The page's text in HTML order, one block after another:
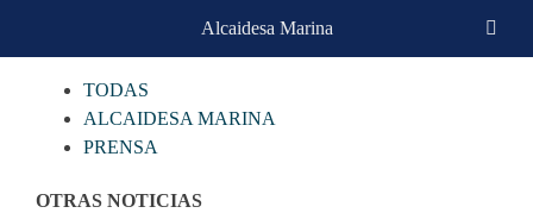
CATEGORIAS
TODAS
ALCAIDESA MARINA
PRENSA
OTRAS NOTICIAS
Alcaidesa Marina